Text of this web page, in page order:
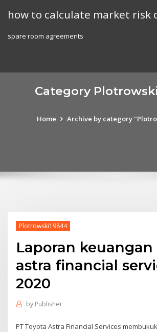
how to calculate market risk
spare room agreements
Category
Home Archive by category
Plotrowski19844
Laporan
astra financial
2020
by Publisher
PT Toyota Astra Financial Services